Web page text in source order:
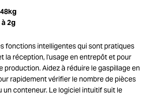
2g
fonctions intelligentes qui sont pratiques
la réception, l'usage en entrepôt et pour
production. Aidez à réduire le gaspillage en
rapidement vérifier le nombre de pièces
un conteneur. Le logiciel intuitif suit le